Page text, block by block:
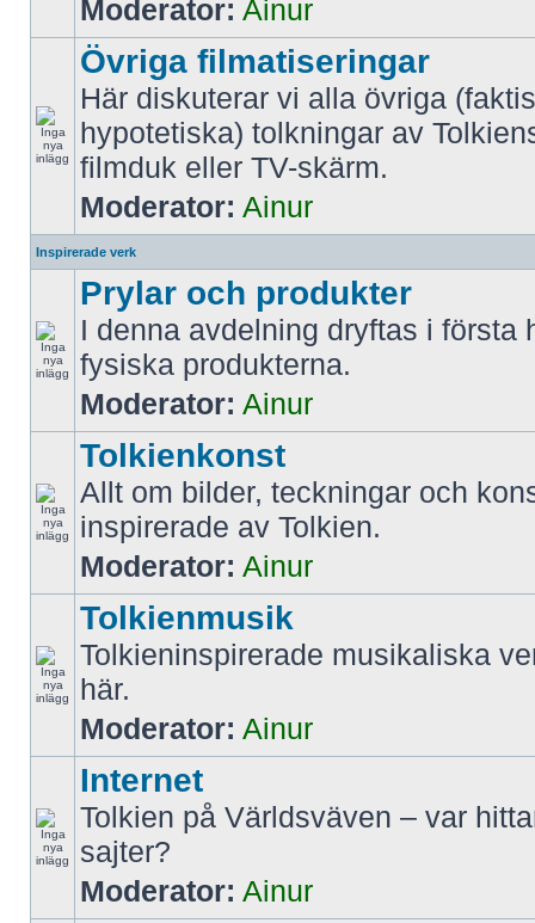
Moderator: Ainur
Övriga filmatiseringar
Här diskuterar vi alla övriga
hypotetiska) tolkningar av
filmduk eller TV-skärm.
Moderator: Ainur
Inspirerade verk
Prylar och produkter
I denna avdelning dryftas i första
fysiska produkterna.
Moderator: Ainur
Tolkienkonst
Allt om bilder, teckningar och
inspirerade av Tolkien.
Moderator: Ainur
Tolkienmusik
Tolkieninspirerade musikaliska
här.
Moderator: Ainur
Internet
Tolkien på Världsväven – var
sajter?
Moderator: Ainur